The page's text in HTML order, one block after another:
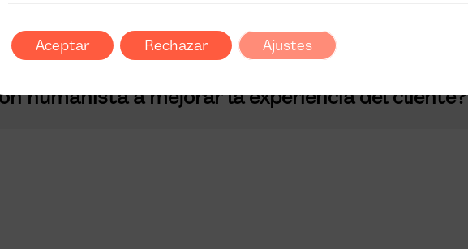
los equipos de retail del futuro?
humanista a mejorar la experiencia del cliente?
Aceptar Rechazar Ajustes